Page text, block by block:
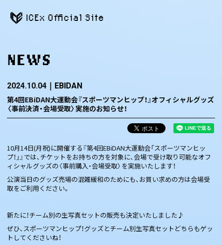
ICEx Official Site
NEWS
2024.10.04 EBIDAN
第4回EBiDAN大運動会『スポーツマンヒップ！』オフィシャルグッズ
〈事前決済・会場受取〉実施のお知らせ！
10月14日(月祝)に開催する『第4回EBiDAN大運動会「スポーツマンヒッ
プ！」』では、チケットをお持ちの方を対象に、会場で受け取り可能なオフ
ィシャルグッズの〈事前購入・会場受取〉を実施いたします！
公演当日のグッズ売場の混雑緩和のためにも、お買い求めの方は会場受
取をご利用ください。
新たに！チーム別の生写真セットの販売も決定いたしました♪
ぜひ、スポーツマンヒップ！グッズとチーム別生写真セットどちらもゲッ
トしてくださいね！